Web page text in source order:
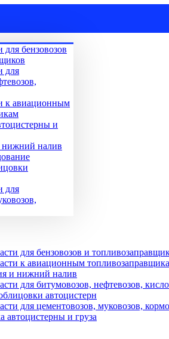
для бензовозов
для
к авиационным
и
нижний налив
для
для бензовозов и
к авиационным
и нижний налив
для битумовозов, нефтевозов,
автоцистерн
для цементовозов, муковозов,
автоцистерны и груза